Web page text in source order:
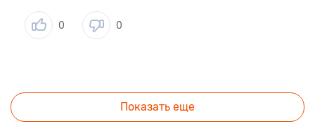
0 0
Показать еще